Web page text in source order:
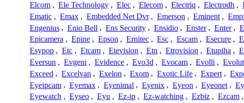
Elcom , Ele Technology , Elec , Elecom , Electriq , Electrodh ,
Ematic , Emax , Embedded Net Dvr , Emerson , Eminent ,
Engenius , Enio Bell , Ens Security , Ensidio , Enster , Enter ,
Epicamera , Epine , Epson , Ernitec , Esc , Escam , Esecure ,
Esypop , Etc , Etcam , Etevision , Etn , Etrovision , Etupiha ,
Eversun , Evgeni , Evidence , Evo3d , Evocam , Evolli ,
Exceed , Excelvan , Exelon , Exom , Exotic Life , Expert ,
Eyeipcam , Eyemax , Eyenimal , Eyenix , Eyeon , Eyeonet ,
Eyewatch , Eyseo , Eyu , Ez-ip , Ez-watching , Ezbiz , Ezcam ,